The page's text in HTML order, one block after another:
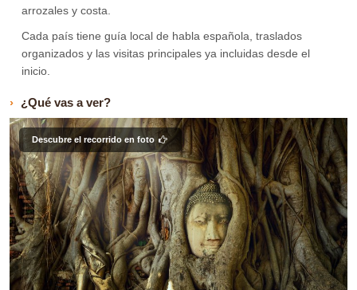
arrozales y costa.
Cada país tiene guía local de habla española, traslados
organizados y las visitas principales ya incluidas desde el
inicio.
¿Qué vas a ver?
Descubre el recorrido en foto